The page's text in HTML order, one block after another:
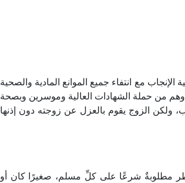
مع انتفاء جميع الموانع المادية والصحية
من حملة الشهادات العالية وموسرين وبصحة
الزوج يقوم بالعزل عن زوجته دون إذنها
مطلوبةٌ شرعًا على كلِّ مسلم، صغيرًا كان أو